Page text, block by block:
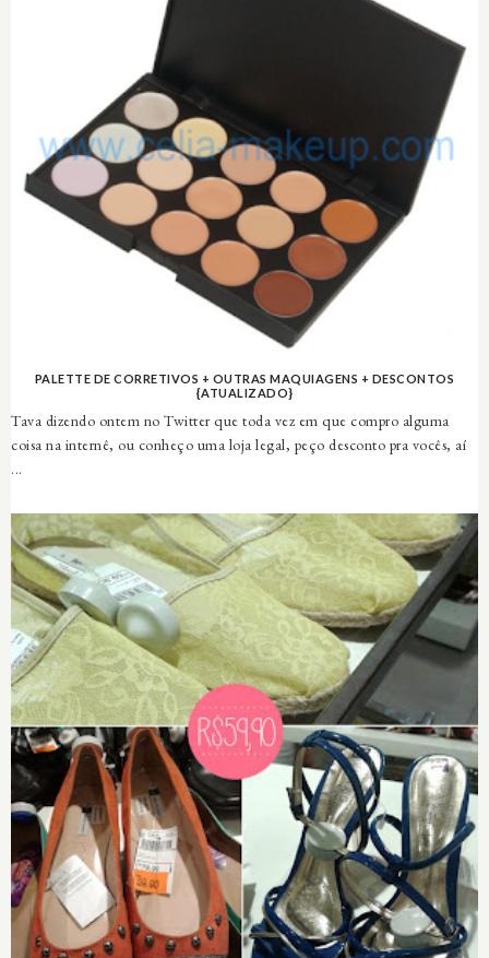
PALETTE DE CORRETIVOS + OUTRAS MAQUIAGENS + DESCONTOS
{ATUALIZADO}
Tava dizendo ontem no Twitter que toda vez em que compro alguma
coisa na internê, ou conheço uma loja legal, peço desconto pra vocês, aí
...